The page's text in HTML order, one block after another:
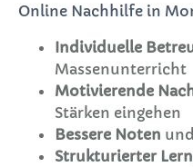
Online Nachhilfe in
Individuelle
Massenunterricht
Motivierende
Stärken eingehen
Bessere Noten
Strukturierter